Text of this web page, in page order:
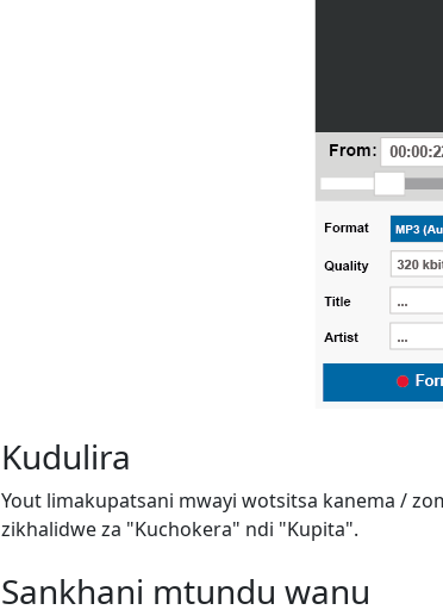
Kudulira
Yout limakupatsani mwayi wotsitsa kanema /
zikhalidwe za "Kuchokera" ndi "Kupita".
Sankhani mtundu wanu